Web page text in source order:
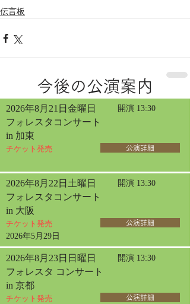
伝言板
今後の公演案内
2026年8月21日金曜日 開演 13:30
フォレスタコンサート
in 加東
チケット発売 公演詳細
2026年8月22日土曜日 開演 13:30
フォレスタコンサート
in 大阪
チケット発売
2026年5月29日
公演詳細
2026年8月23日日曜日 開演 13:30
フォレスタ コンサート
in 京都
チケット発売
公演詳細